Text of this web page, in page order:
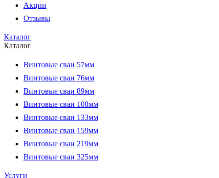
Акции
Отзывы
Каталог
Каталог
Винтовые сваи 57мм
Винтовые сваи 76мм
Винтовые сваи 89мм
Винтовые сваи 108мм
Винтовые сваи 133мм
Винтовые сваи 159мм
Винтовые сваи 219мм
Винтовые сваи 325мм
Услуги